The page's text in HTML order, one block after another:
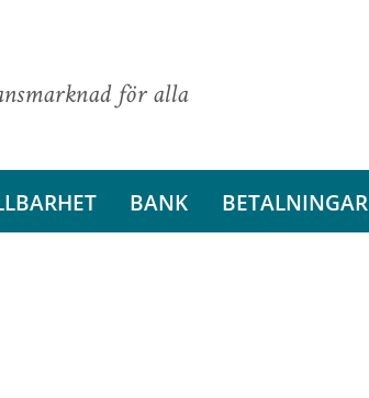
för alla
BANK BETALNINGAR